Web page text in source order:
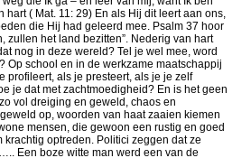
( Mat. 11: 29) En als Hij dit leert aan ons,
die Hij had geleerd mee. Psalm 37 hoor
zullen het land bezitten”. Nederig van hart
nog in deze wereld? Tel je wel mee, word
Op school en in de werkzame maatschappij
profileert, als je presteert, als je je zelf
je dat met zachtmoedigheid? En is het geen
vol dreiging en geweld, chaos en
op, woorden van haat zaaien kiemen
mensen, die gewoon een rustig en goed
optreden. Politici zeggen dat ze
Een boze witte man werd een van de